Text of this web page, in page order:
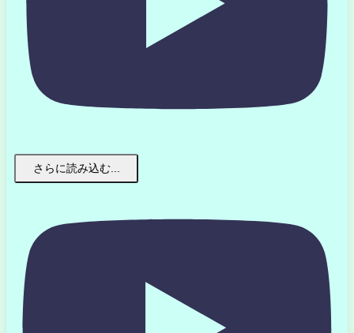
さらに読み込む...